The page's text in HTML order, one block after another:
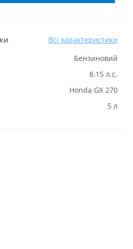
Всі характеристики
Бензиновий
8.15 л.с.
Honda GX 270
5 л